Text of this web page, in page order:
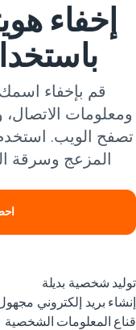
إخفاء
قم بإخفاء اسمك
الاتصال،
الويب. استخدم
المزعج وسرقة
شخصية بديلة
بريد إلكتروني مجهول
المعلومات الشخصية